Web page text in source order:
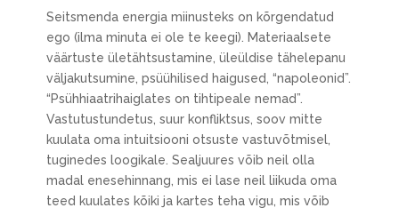
Seitsmenda energia miinusteks on kõrgendatud
ego (ilma minuta ei ole te keegi). Materiaalsete
väärtuste ületähtsustamine, üleüldise tähelepanu
väljakutsumine, psüühilised haigused, “napoleonid”.
“Psühhiaatrihaiglates on tihtipeale nemad”.
Vastutustundetus, suur konfliktsus, soov mitte
kuulata oma intuitsiooni otsuste vastuvõtmisel,
tuginedes loogikale. Sealjuures võib neil olla
madal enesehinnang, mis ei lase neil liikuda oma
teed kuulates kõiki ja kartes teha vigu, mis võib